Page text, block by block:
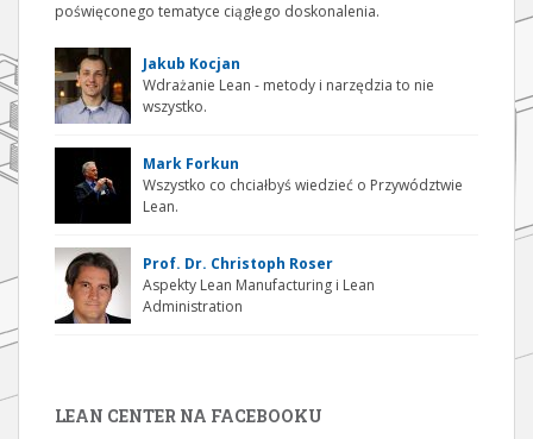
poświęconego tematyce ciągłego doskonalenia.
Jakub Kocjan
Wdrażanie Lean - metody i narzędzia to nie
wszystko.
Mark Forkun
Wszystko co chciałbyś wiedzieć o Przywództwie
Lean.
Prof. Dr. Christoph Roser
Aspekty Lean Manufacturing i Lean
Administration
LEAN CENTER NA FACEBOOKU